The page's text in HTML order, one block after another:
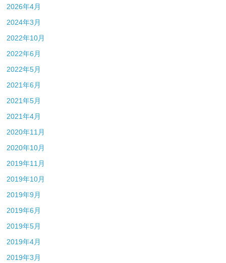
2026年4月
2024年3月
2022年10月
2022年6月
2022年5月
2021年6月
2021年5月
2021年4月
2020年11月
2020年10月
2019年11月
2019年10月
2019年9月
2019年6月
2019年5月
2019年4月
2019年3月